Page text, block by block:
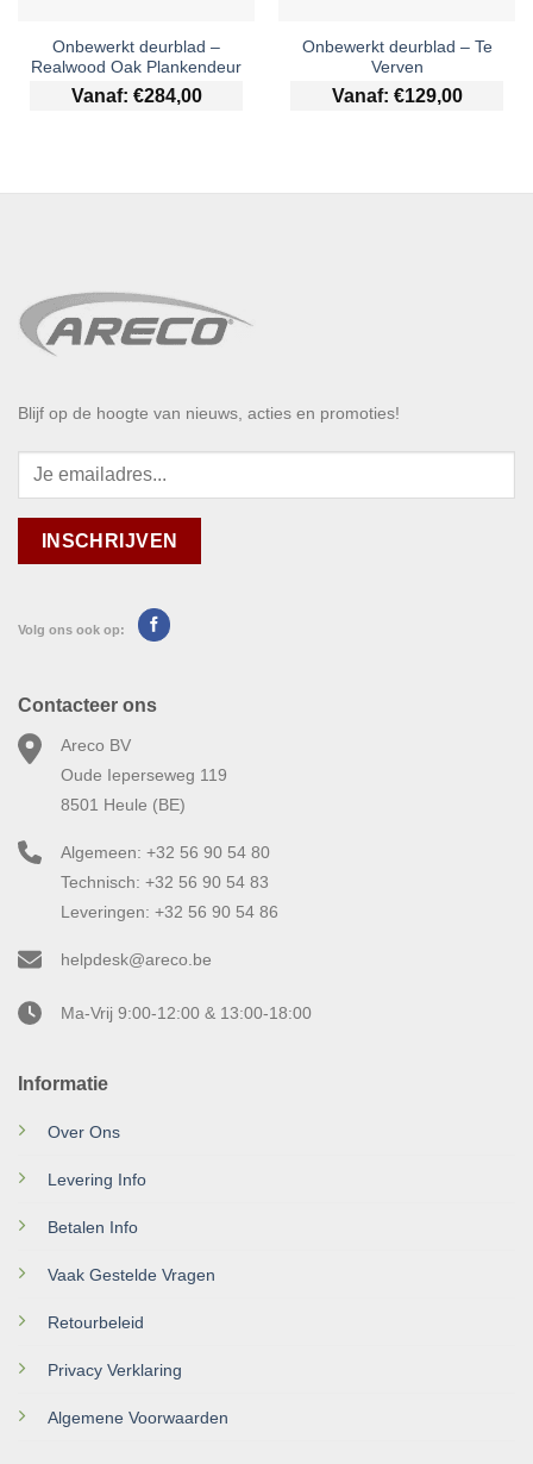
Onbewerkt deurblad –
Realwood Oak Plankendeur
Vanaf: €284,00
Onbewerkt deurblad – Te
Verven
Vanaf: €129,00
Blijf op de hoogte van nieuws, acties en promoties!
Volg ons ook op:
Informatie
Over Ons
Levering Info
Betalen Info
Vaak Gestelde Vragen
Retourbeleid
Privacy Verklaring
Algemene Voorwaarden
Contacteer ons
Areco BV
Oude Ieperseweg 119
8501 Heule (BE)
Algemeen: +32 56 90 54 80
Technisch: +32 56 90 54 83
Leveringen: +32 56 90 54 86
helpdesk@areco.be
Ma-Vrij 9:00-12:00 & 13:00-18:00